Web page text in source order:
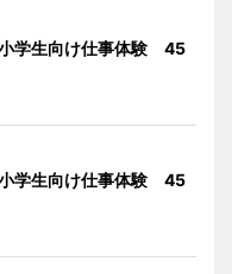
学生向け仕事体験 45
学生向け仕事体験 45